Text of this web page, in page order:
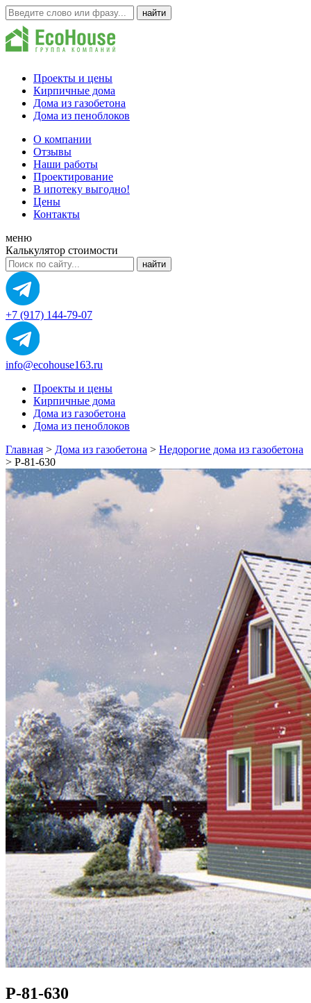
Проекты и цены
Кирпичные дома
Дома из газобетона
Дома из пеноблоков
О компании
Отзывы
Наши работы
Проектирование
В ипотеку выгодно!
Цены
Контакты
меню
Калькулятор стоимости
+7 (917) 144-79-07
info@ecohouse163.ru
Проекты и цены
Кирпичные дома
Дома из газобетона
Дома из пеноблоков
Главная > Дома из газобетона > Недорогие дома из газобетона
> Р-81-630
Р-81-630